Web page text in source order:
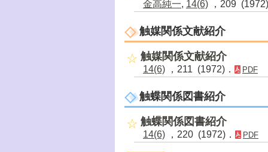
金高純一, 14(6) ，209 (1972)
触媒関係文献紹介
触媒関係文献紹介
14(6) ，211 (1972)． PDF
触蝶関係図書紹介
触蝶関係図書紹介
14(6) ，220 (1972)． PDF